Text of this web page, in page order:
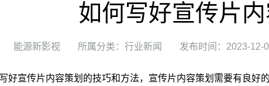
如何写好宣传片内
能源新影视 所属分类：行业新闻 发布时间：2023-12-
好宣传片内容策划的技巧和方法，宣传片内容策划需要有良好